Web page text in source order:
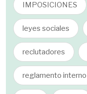
IMPOSICIONES
leyes sociales
reclutadores
reglamento interno